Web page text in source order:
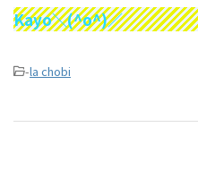
Kayo＼(^o^)／
-la chobi